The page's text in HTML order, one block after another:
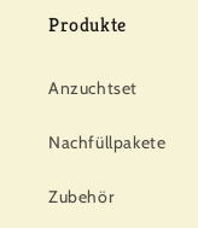
Produkte
Anzuchtset
Nachfüllpakete
Zubehör